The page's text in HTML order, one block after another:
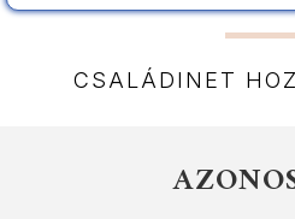
CSALÁDINET